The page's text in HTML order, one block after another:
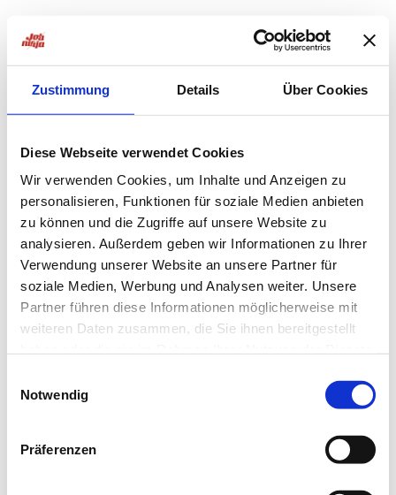
Zustimmung Details Über Cookies
Diese Webseite verwendet Cookies
Wir verwenden Cookies, um Inhalte und Anzeigen zu
personalisieren, Funktionen für soziale Medien anbieten
zu können und die Zugriffe auf unsere Website zu
analysieren. Außerdem geben wir Informationen zu Ihrer
Verwendung unserer Website an unsere Partner für
soziale Medien, Werbung und Analysen weiter. Unsere
Partner führen diese Informationen möglicherweise mit
weiteren Daten zusammen, die Sie ihnen bereitgestellt
Notwendig
Präferenzen
loadingjobninja.com
for more